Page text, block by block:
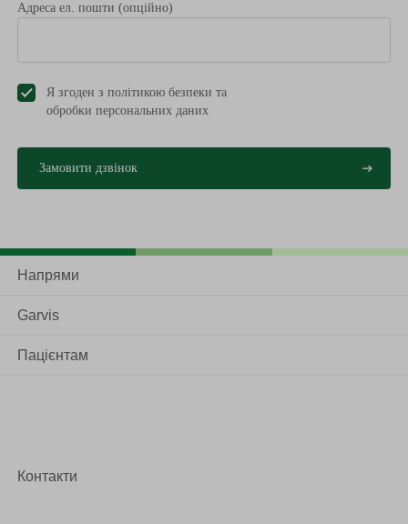
Адреса ел. пошти (опційно)
Я згоден з політикою безпеки та
обробки персональних даниx
Напрями
Garvis
Пацієнтам
Контакти